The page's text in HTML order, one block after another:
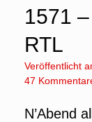
1571
RTL
Veröffentlicht
47
N’Abend